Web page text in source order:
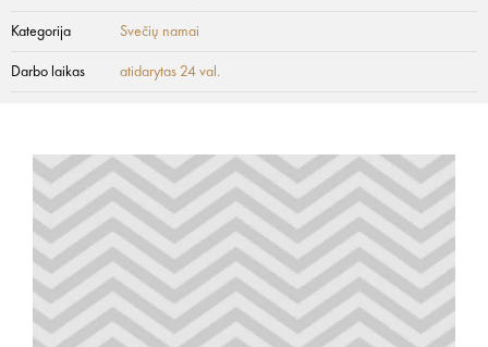
Kategorija Svečių namai
Darbo laikas atidarytas 24 val.